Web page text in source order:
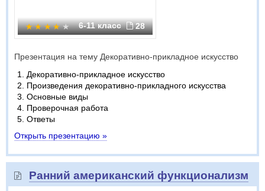
6-11 класс 28
Презентация на тему Декоративно-прикладное искусство
Декоративно-прикладное искусство
Произведения декоративно-прикладного искусства
Основные виды
Проверочная работа
Ответы
Открыть презентацию »
Ранний американский функционализм